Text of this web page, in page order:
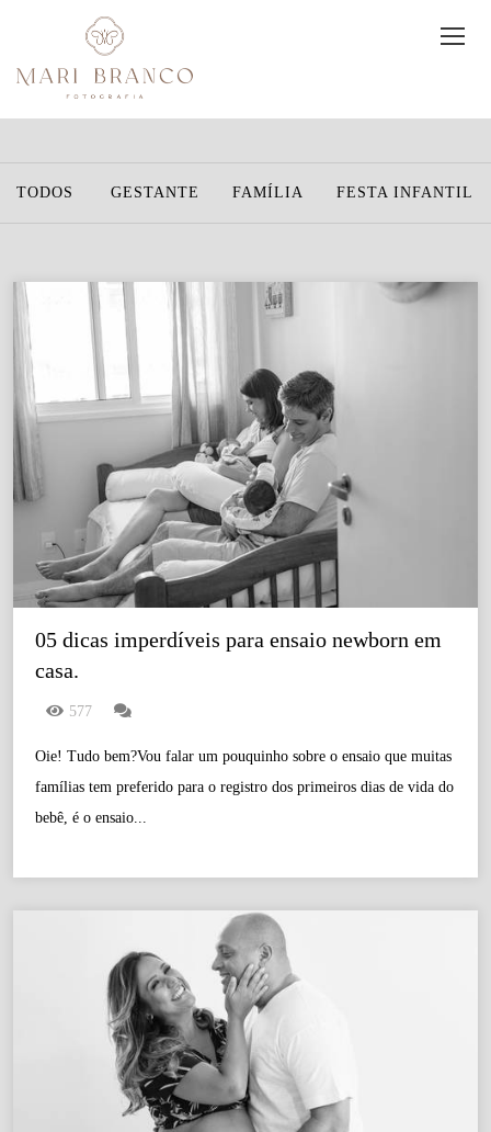
TODOS GESTANTE FAMÍLIA FESTA INFANTIL
05 dicas imperdíveis para ensaio newborn em
casa.
577
Oie! Tudo bem?Vou falar um pouquinho sobre o ensaio que muitas
famílias tem preferido para o registro dos primeiros dias de vida do
bebê, é o ensaio...